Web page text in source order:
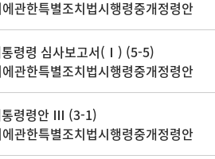
관한특별조치법시행령중개정령안
령령 심사보고서(Ⅰ) (5-5)
관한특별조치법시행령중개정령안
통령령안 Ⅲ (3-1)
관한특별조치법시행령중개정령안